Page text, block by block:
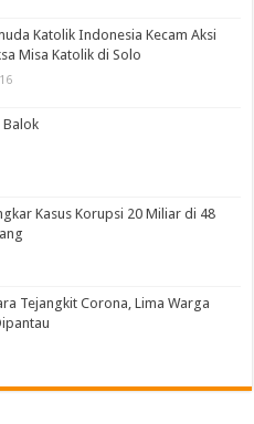
Katolik Indonesia Kecam Aksi
Misa Katolik di Solo
Balok
Kasus Korupsi 20 Miliar di 48
Tejangkit Corona, Lima Warga